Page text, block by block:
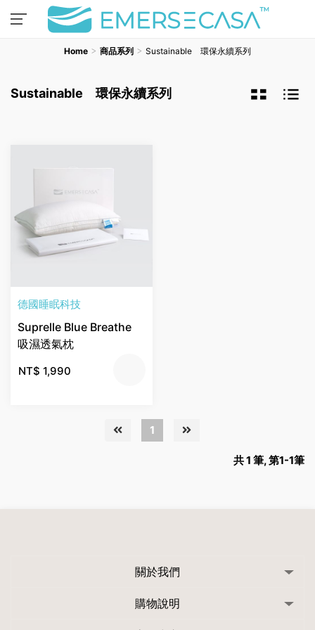
Home 商品系列 Sustainable 環保永續系列
Sustainable 環保永續系列
德國睡眠科技
Suprelle Blue Breathe
吸濕透氣枕
NT$ 1,990
1
共 1 筆, 第1-1筆
關於我們
購物說明